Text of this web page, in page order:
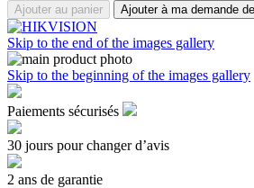
Ajouter au panier
Ajouter à ma demande
Skip to the end of the images gallery
Skip to the beginning of the images gallery
Paiements sécurisés
30 jours pour changer d’avis
2 ans de garantie